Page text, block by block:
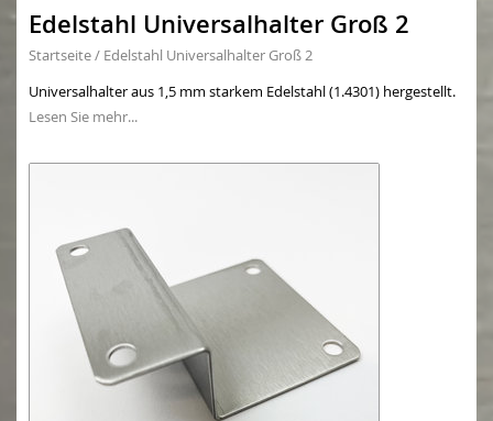
Edelstahl Universalhalter Groß 2
Startseite/ Edelstahl Universalhalter Groß 2
Universalhalter aus 1,5 mm starkem Edelstahl (1.4301) hergestellt.
Lesen Sie mehr...